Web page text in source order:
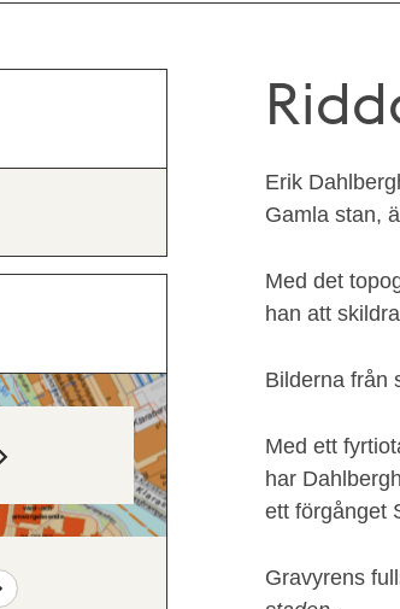
Erik
Gamla stan,
Med det
han att
Bilderna från
Med ett
har
ett förgånget
Gravyrens